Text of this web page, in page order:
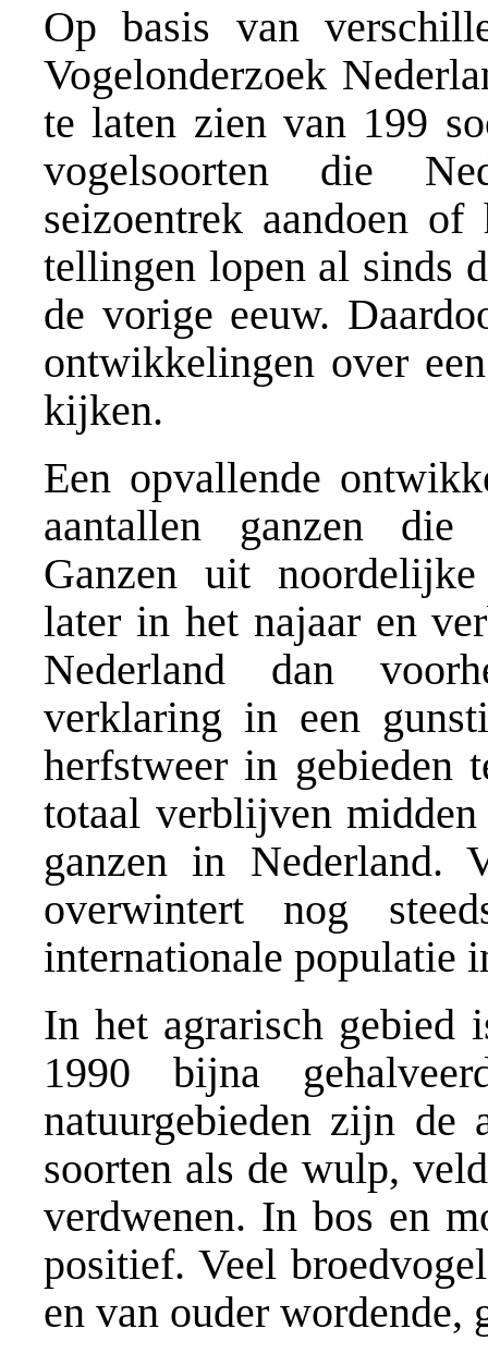
Op basis van
Vogelonderzoek
te laten zien van 199
vogelsoorten die
seizoentrek aandoen
tellingen lopen al sinds
de vorige eeuw.
ontwikkelingen over
kijken.
Een opvallende
aantallen ganzen die
Ganzen uit
later in het najaar en
Nederland dan
verklaring in een
herfstweer in gebieden
totaal verblijven
ganzen in Nederland.
overwintert nog
internationale populatie
In het agrarisch gebied
1990 bijna
natuurgebieden zijn de
soorten als de wulp,
verdwenen. In bos en
positief. Veel
en van ouder wordende,